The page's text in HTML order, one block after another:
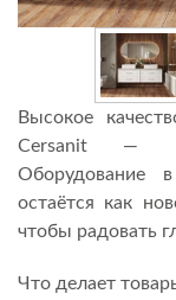
Высокое
Cersanit —
Оборудование
остаётся как
чтобы радовать
Что делает